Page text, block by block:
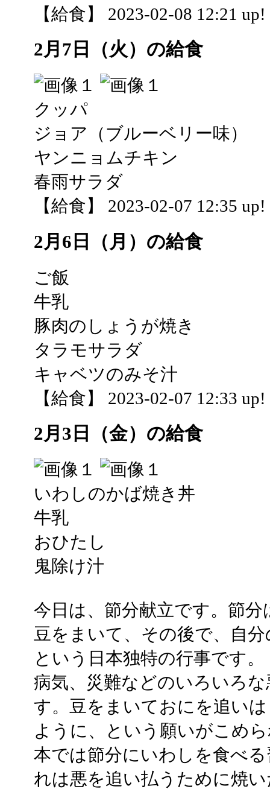
【給食】 2023-02-08 12:21 up!
2月7日（火）の給食
クッパ
ジョア（ブルーベリー味）
ヤンニョムチキン
春雨サラダ
【給食】 2023-02-07 12:35 up!
2月6日（月）の給食
ご飯
牛乳
豚肉のしょうが焼き
タラモサラダ
キャベツのみそ汁
【給食】 2023-02-07 12:33 up!
2月3日（金）の給食
いわしのかば焼き丼
牛乳
おひたし
鬼除け汁
今日は、節分献立です。節
豆をまいて、その後で、自
という日本独特の行事です
病気、災難などのいろいろ
す。豆をまいておにを追い
ように、という願いがこめ
本では節分にいわしを食べ
れは悪を追い払うために焼